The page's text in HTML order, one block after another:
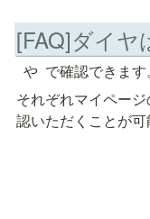
  や
で確認できます。
それぞれマイペー
認いただくことが可